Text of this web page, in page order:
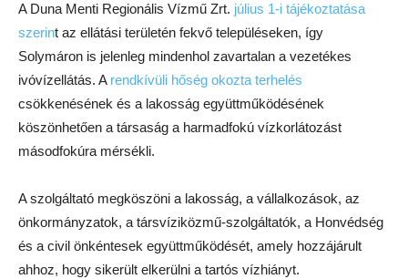
A Duna Menti Regionális Vízmű Zrt. július 1-i tájékoztatása
szerint az ellátási területén fekvő településeken, így
Solymáron is jelenleg mindenhol zavartalan a vezetékes
ivóvízellátás. A rendkívüli hőség okozta terhelés
csökkenésének és a lakosság együttműködésének
köszönhetően a társaság a harmadfokú vízkorlátozást
másodfokúra mérsékli.
A szolgáltató megköszöni a lakosság, a vállalkozások, az
önkormányzatok, a társvíziközmű-szolgáltatók, a Honvédség
és a civil önkéntesek együttműködését, amely hozzájárult
ahhoz, hogy sikerült elkerülni a tartós vízhiányt.